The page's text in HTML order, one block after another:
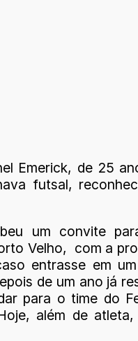
Emerick, de 25
futsal,
um convite
Velho, com a
entrasse em
de um ano já
para o time do
além de